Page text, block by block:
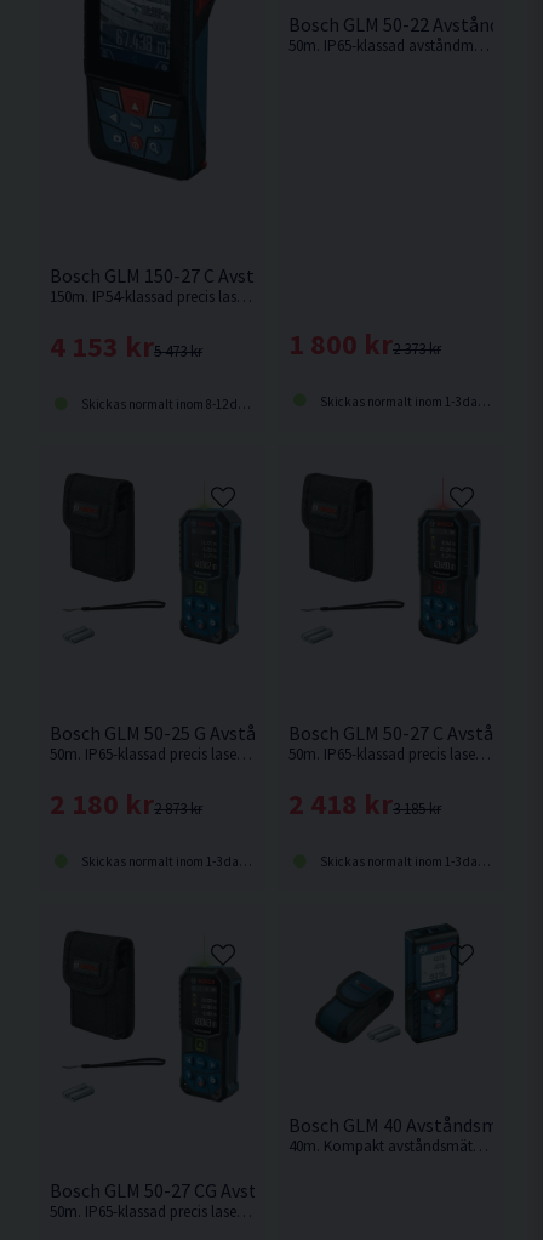
Bosch GLM 150-27 C Avståndsmätare <150m
150m. IP54-klassad precis lasermätare med inbyggd kamera med zoomfunktion för enkel mätning och dokumentation inomhus och utomhus.
5 473 kr
4 153 kr
Skickas normalt inom 8-12 dagar
Bosch GLM 50-22
50m. IP65-klassad avståndmätare för tuffa villkor på byggarbetsplatsen och enkel anpassning till individuella behov
2 373 kr
1 800 kr
Skickas normalt inom 1-3 dagar
Bosch GLM 50-25 G Avståndsmätare <50m
50m. IP65-klassad precis lasermätare med grön diod för överlägsen synlighet av mätpunkten.
2 873 kr
2 180 kr
Skickas normalt inom 1-3 dagar
Bosch GLM 50-27 C
50m. IP65-klassad precis lasermätare med röd diod för överlägsen synlighet av mätpunkten.
3 185 kr
2 418 kr
Skickas normalt inom 1-3 dagar
Bosch GLM 50-27 CG Avståndsmätare <50m
50m. IP65-klassad precis lasermätare med grön diod för överlägsen synlighet av mätpunkten.
Bosch GLM 40
40m. Kompakt avståndsmätare från Bosch.